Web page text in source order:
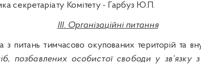
секретаріату Комітету - Гарбуз Ю.П.
III. Організаційні питання
з питань тимчасово окупованих територій та
позбавлених особистої свободи у